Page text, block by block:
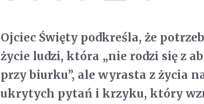
Ojciec Święty podkreśla, że
życie ludzi, która „nie rodzi się z
przy biurku”, ale wyrasta z życia
ukrytych pytań i krzyku, który